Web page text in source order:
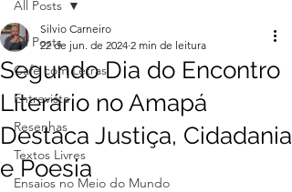
All Posts
Café com Letras
Entrevista
Resenhas
Textos Livres
Ensaios no Meio do Mundo
All Posts
Segundo Dia do Encontro
Literário no Amapá
Destaca Justiça, Cidadania
e Poesia
Silvio Carneiro
22 de jun. de 2024 2 min de leitura